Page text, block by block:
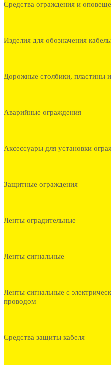
Средства ограждения и
Изделия для обозначения
Дорожные столбики, пластины
Аварийные ограждения
Аксессуары для установки
Защитные ограждения
Ленты оградительные
Ленты сигнальные
Ленты сигнальные с
проводом
Средства защиты кабеля